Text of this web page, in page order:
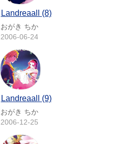
Landreaall (8)
おがき ちか
2006-06-24
Landreaall (9)
おがき ちか
2006-12-25